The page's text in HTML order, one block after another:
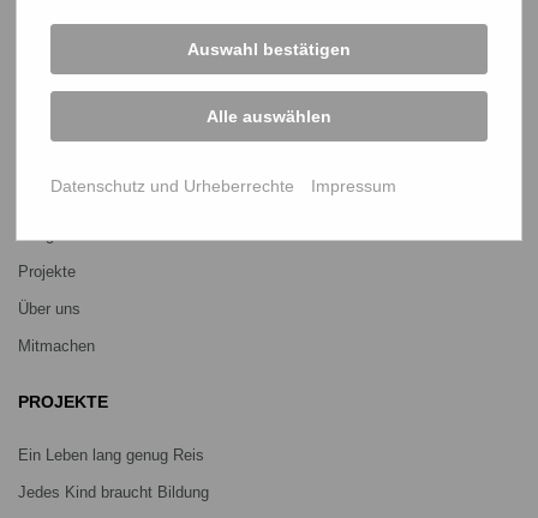
Telefon0641 - 26 555 600
START
Projekte
Über uns
Mitmachen
PROJEKTE
Ein Leben lang genug Reis
Jedes Kind braucht Bildung
Auswahl bestätigen
Alle auswählen
Datenschutz und Urheberrechte Impressum